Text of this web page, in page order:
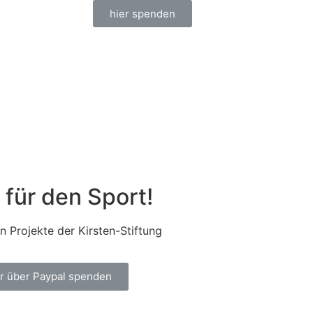
hier spenden
den Sport!
Projekte der Kirsten-Stiftung
über Paypal spenden